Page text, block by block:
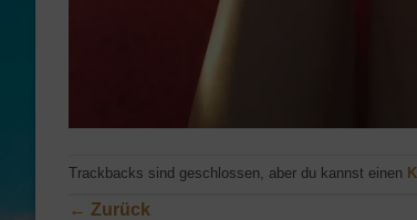
Trackbacks sind geschlossen, aber du kannst einen
← Zurück